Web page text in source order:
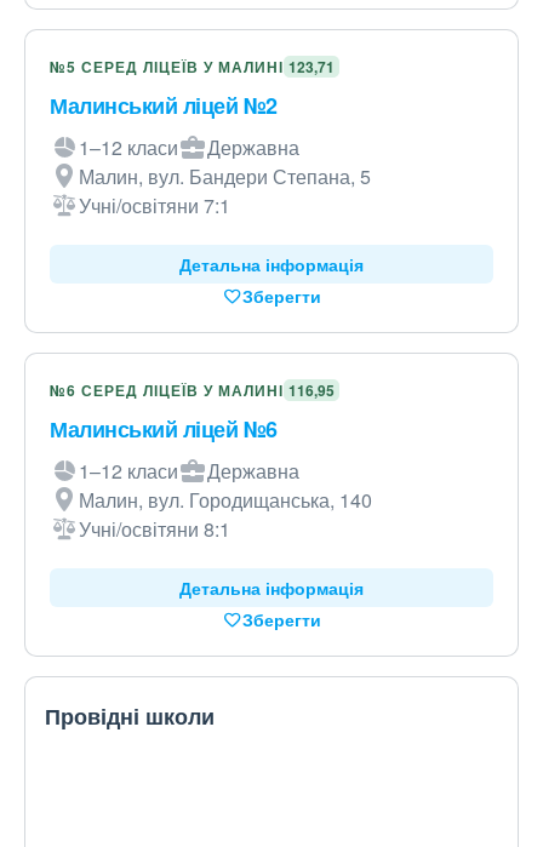
№5 СЕРЕД ЛІЦЕЇВ У МАЛИНІ 123,71
Малинський ліцей №2
1–12 класи
Державна
Малин, вул. Бандери Степана, 5
Учні/освітяни 7:1
Детальна інформація
Зберегти
№6 СЕРЕД ЛІЦЕЇВ У МАЛИНІ 116,95
Малинський ліцей №6
1–12 класи
Державна
Малин, вул. Городищанська, 140
Учні/освітяни 8:1
Детальна інформація
Зберегти
Провідні школи